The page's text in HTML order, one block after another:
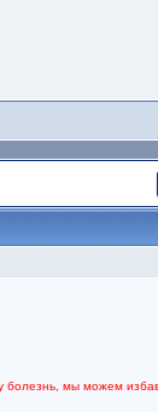
болезнь, мы можем